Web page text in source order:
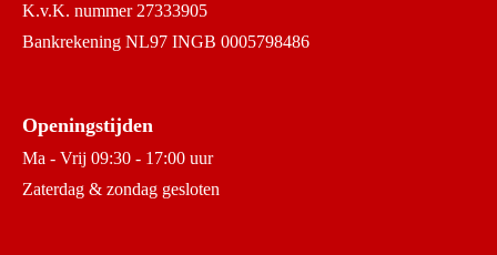
K.v.K. nummer 27333905
Bankrekening NL97 INGB 0005798486
Openingstijden
Ma - Vrij 09:30 - 17:00 uur
Zaterdag & zondag gesloten